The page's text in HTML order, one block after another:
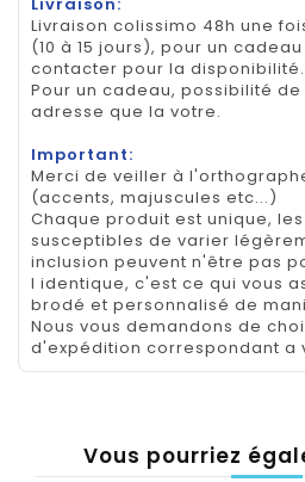
Livraison colissimo 48h une
(10 à 15 jours), pour un
contacter pour la disponibilité.
Pour un cadeau, possibilité
adresse que la votre.
Important:
Merci de veiller à
(accents, majuscules etc...)
Chaque produit est unique,
susceptibles de varier
inclusion peuvent n'être pas
l identique, c'est ce qui vous
brodé et personnalisé de
Nous vous demandons de
d'expédition correspondant a
Vous pourriez